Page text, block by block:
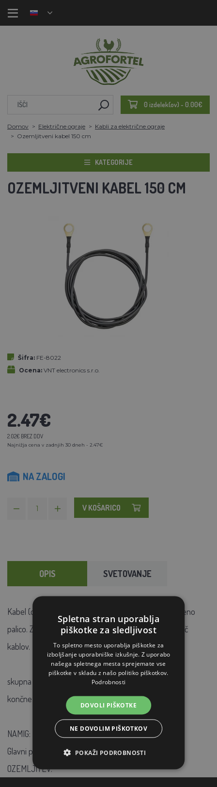
0 izdelek(ov) - 0.00€
Domov Električne ograje
Kabli za električne ograje
Ozemljitveni kabel 150 cm
KATEGORIJE
OZEMLJITVENI KABEL 150 CM
Šifra: FE-8022
Ocena: VNT electronics s.r.o.
2.47€
2.02€ BREZ DDV
Najnižja cena v zadnjih 30 dneh - 2.47€
NA ZALOGI
V KOŠARICO
OPIS SVETOVANJE
Kabel (oko-oko) za povezavo generatorja z ozemljitveno
palico. Z enostavnim sestavljanjem lahko povežete več
kablov.
skupna dolžina kabla 150 cm
končne velikosti odprtine-očesa M8 - Ø 8,5 mm
NAMIG:
Glavni pogoj za dobro delujočo ograjo je KVALITETNA
OZEMLJITEV.
Spletna stran uporablja
piškotke za sledljivost
To spletno mesto uporablja piškotke za
izboljšanje uporabniške izkušnje. Z uporabo
našega spletnega mesta sprejemate vse
piškotke v skladu z našo politiko piškotkov.
Podrobnosti
DOVOLI PIŠKOTKE
NE DOVOLIM PIŠKOTKOV
POKAŽI PODROBNOSTI